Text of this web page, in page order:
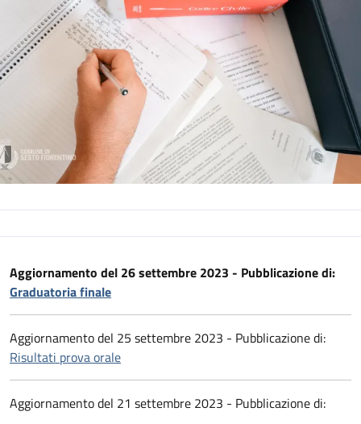
Descrizione
Aggiornamento del 26 settembre 2023 - Pubblicazione di:
Graduatoria finale
Aggiornamento del 25 settembre 2023 - Pubblicazione di:
Risultati prova orale
Aggiornamento del 21 settembre 2023 - Pubblicazione di: